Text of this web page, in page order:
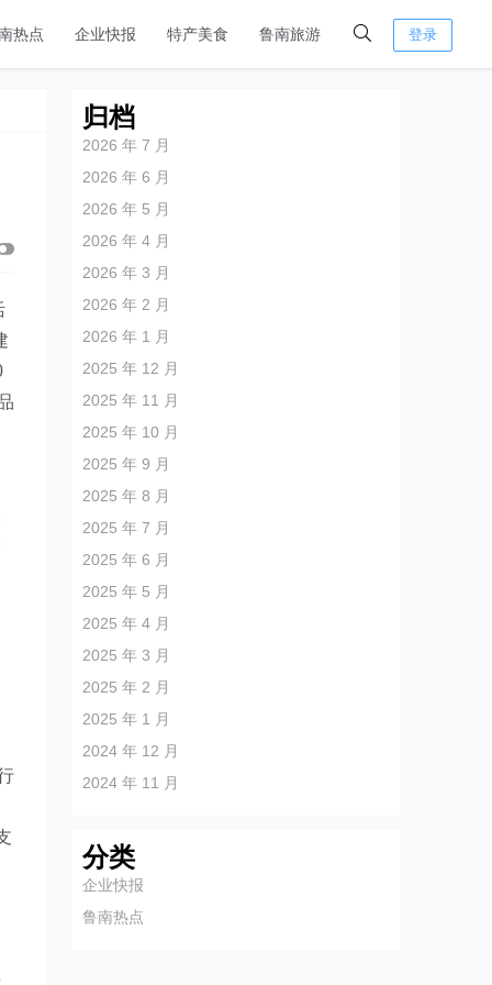
热点 企业快报 特产美食 鲁南旅游 登录
归档
2026 年 7 月
2026 年 6 月
2026 年 5 月
2026 年 4 月
2026 年 3 月
2026 年 2 月
2026 年 1 月
2025 年 12 月
2025 年 11 月
2025 年 10 月
2025 年 9 月
2025 年 8 月
2025 年 7 月
2025 年 6 月
2025 年 5 月
2025 年 4 月
2025 年 3 月
2025 年 2 月
2025 年 1 月
2024 年 12 月
2024 年 11 月
分类
企业快报
鲁南热点